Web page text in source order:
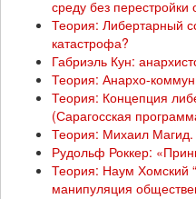
среду без перестройки
Теория: Либертарный
катастрофа?
Габриэль Кун:
Теория: Анархо-
Теория: Концепция
(Сарагосская
Теория: Михаил Магид.
Рудольф Роккер:
Теория: Наум Хомский
манипуляция